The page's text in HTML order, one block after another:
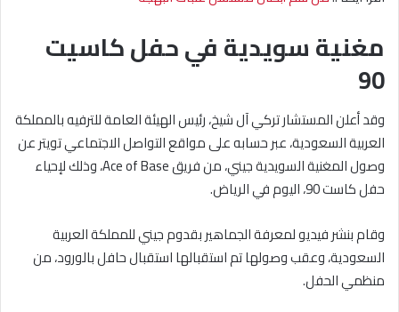
مغنية سويدية في حفل كاسيت
90
وقد أعلن المستشار تركي آل شيخ، رئيس الهيئة العامة للترفيه بالمملكة
العربية السعودية، عبر حسابه على مواقع التواصل الاجتماعي تويتر عن
وصول المغنية السويدية جيني، من فريق Ace of Base، وذلك لإحياء
حفل كاست 90، اليوم في الرياض.
وقام بنشر فيديو لمعرفة الجماهير بقدوم جيني للمملكة العربية
السعودية، وعقب وصولها تم استقبالها استقبال حافل بالورود، من
منظمي الحفل.